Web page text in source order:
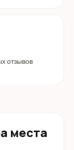
отзывов
места